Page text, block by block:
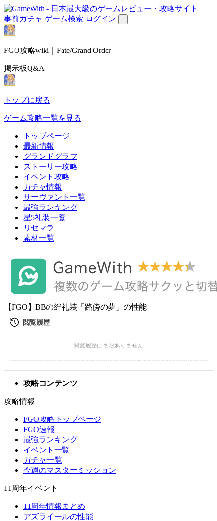
事前ガチャ ゲーム検索 ログイン
FGO攻略wiki｜Fate/Grand Order
掲示板Q&A
トップに戻る
ゲーム攻略一覧を見る
トップページ
最新情報
グランドグラフ
ストーリー攻略
イベント攻略
ガチャ情報
サーヴァント一覧
最強ランキング
星5礼装一覧
リセマラ
素材一覧
【FGO】BBの絆礼装「路傍の夢」の性能
攻略コンテンツ
攻略情報
FGO攻略トップページ
FGO速報
最強ランキング
イベント一覧
ガチャ一覧
今週のマスターミッション
11周年イベント
11周年情報まとめ
アズライールの性能